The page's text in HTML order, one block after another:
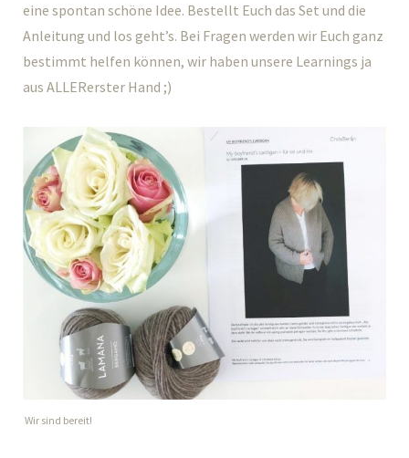
eine spontan schöne Idee. Bestellt Euch das Set und die
Anleitung und los geht’s. Bei Fragen werden wir Euch ganz
bestimmt helfen können, wir haben unsere Learnings ja
aus ALLERerster Hand ;)
Wir sind bereit!